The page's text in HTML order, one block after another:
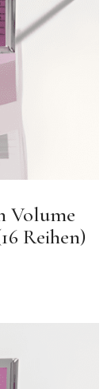
Volume
Reihen)